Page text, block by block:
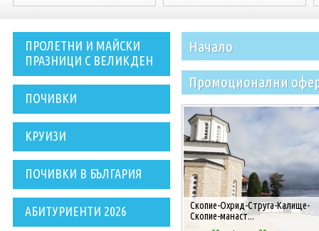
ПРОЛЕТНИ И МАЙСКИ
ПРАЗНИЦИ С ВЕЛИКДЕН
ПОЧИВКИ
КРУИЗИ
ПОЧИВКИ В БЪЛГАРИЯ
АБИТУРИЕНТИ 2026
Начало
Промоционални
Скопие-Охрид-Струга-Калище-
Скопие-манаст...